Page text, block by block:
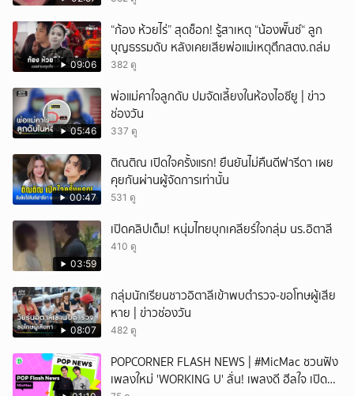
09:06
“ก้อง ห้วยไร่” สุดช็อก! รู้สาเหตุ “น้องพั๊นซ์“ ลูก
บุญธรรมดับ หลังเคยเสียพ่อแม่เหตุตึกสตง.ถล่ม
382 ดู
05:46
พ่อแม่คาใจลูกดับ ปมจัดเลี้ยงในห้องไอซียู | ข่าว
ช่องวัน
337 ดู
00:47
ติณติณ เปิดใจครั้งแรก! ยืนยันไม่คืนดีฟารีดา เผย
คุยกันผ่านผู้จัดการเท่านั้น
531 ดู
03:59
เปิดคลิปเต็ม! หนุ่มไทยบุกเคลียร์ใจกลุ่ม นร.อิตาลี
410 ดู
08:07
กลุ่มนักเรียนชาวอิตาลีเข้าพบตำรวจ-ขอโทษผู้เสีย
หาย | ข่าวช่องวัน
482 ดู
POPCORNER FLASH NEWS | #MicMac ชวนฟัง
เพลงใหม่ 'WORKING U' ลั่น! เพลงดี ฮีลใจ เปิด